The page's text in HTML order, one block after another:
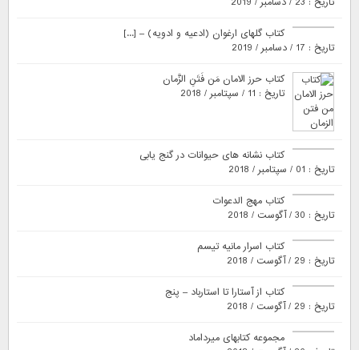
کتاب گلهای ارغوان (ادعیه و ادویه) – [...]
تاریخ : 17 / دسامبر / 2019
کتاب حرز الامان مَن فَتَنِ الزَّمان
تاریخ : 11 / سپتامبر / 2018
کتاب نشانه های حیوانات در گنج یابی
تاریخ : 01 / سپتامبر / 2018
کتاب مهج الدعوات
تاریخ : 30 / آگوست / 2018
کتاب اسرار مانیه تیسم
تاریخ : 29 / آگوست / 2018
کتاب از آستارا تا استارباد – پنج
تاریخ : 29 / آگوست / 2018
مجموعه کتابهای میرداماد